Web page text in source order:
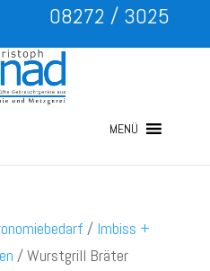
08272 / 3025
MENÜ
/ Imbiss +
/ Wurstgrill Bräter